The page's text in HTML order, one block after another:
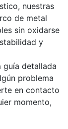
nuestras
de metal
sin oxidarse
y
guía detallada
problema
en contacto
momento,